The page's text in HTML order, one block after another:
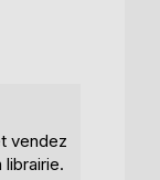
vendez